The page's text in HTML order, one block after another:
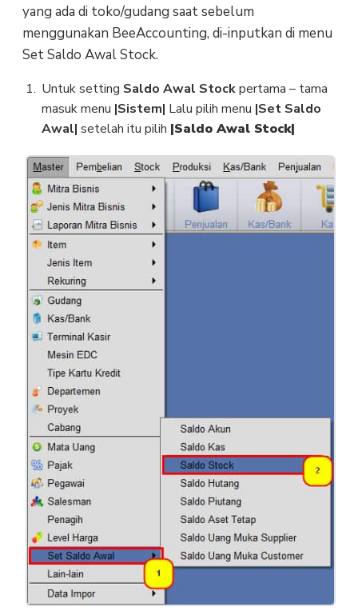
yang ada di toko/gudang saat sebelum
menggunakan BeeAccounting, di-inputkan di menu
Set Saldo Awal Stock.
Untuk setting Saldo Awal Stockpertama – tama
masuk menu |Sistem| Lalu pilih menu |Set Saldo
Awal| setelah itu pilih |Saldo Awal Stock|